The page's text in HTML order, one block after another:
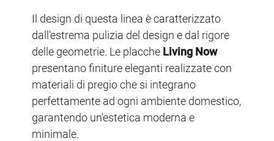
Il design di questa linea è caratterizzato
dall'estrema pulizia del design e dal rigore
delle geometrie. Le placche Living Now
presentano finiture eleganti realizzate con
materiali di pregio che si integrano
perfettamente ad ogni ambiente domestico,
garantendo un'estetica moderna e
minimale.